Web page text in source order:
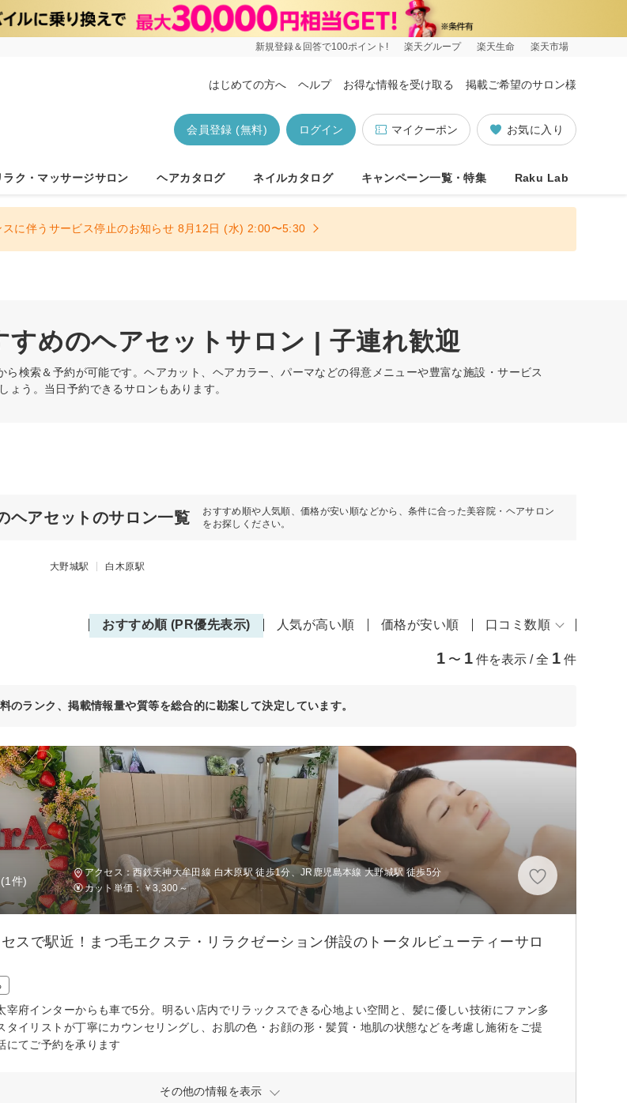
新規登録＆回答で100ポイント! 楽天グループ 楽天生命 楽天市場
はじめての方へ ヘルプ お得な情報を受け取る 掲載ご希望のサロン様
お気に入り
マイクーポン
ログイン
会員登録 (無料)
ラク・マッサージサロン ヘアカタログ ネイルカタログ キャンペーン一覧・特集 Raku Lab
スに伴うサービス停止のお知らせ 8月12日 (水) 2:00〜5:30
すめのヘアセットサロン | 子連れ歓迎
ら検索＆予約が可能です。ヘアカット、ヘアカラー、パーマなどの得意メニューや豊富な施設・サービス
う。当日予約できるサロンもあります。
ヘアセットのサロン一覧
おすすめ順や人気順、価格が安い順などから、条件に合った美容院・ヘアサロン
をお探しください。
大野城駅 白木原駅
おすすめ順 (PR優先表示) 人気が高い順 価格が安い順 口コミ数順
1 〜 1 件を表示 / 全 1 件
のランク、掲載情報量や質等を総合的に勘案して決定しています。
(1件)
アクセス：西鉄天神大牟田線 白木原駅 徒歩1分、JR鹿児島本線 大野城駅 徒歩5分
カット単価： ￥3,300～
スで駅近！まつ毛エクステ・リラクゼーション併設のトータルビューティーサロ
宰府インターからも車で5分。明るい店内でリラックスできる心地よい空間と、髪に優しい技術にファン多
タイリストが丁寧にカウンセリングし、お肌の色・お顔の形・髪質・地肌の状態などを考慮し施術をご提
にてご予約を承ります
その他の情報を表示